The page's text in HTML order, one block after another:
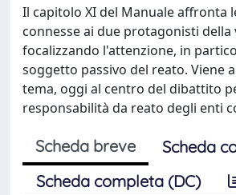
Il capitolo XI del Manuale affronta
connesse ai due protagonisti della
focalizzando l'attenzione, in
soggetto passivo del reato. Viene
tema, oggi al centro del dibattito
responsabilità da reato degli enti
Scheda breve
Scheda
Scheda completa (DC)